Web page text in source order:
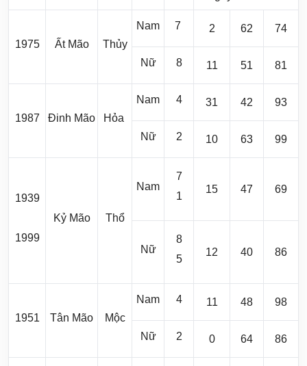
1975 Ất Mão Thủy
Nam 7 2 62 74
Nữ 8 11 51 81
1987 Đinh Mão Hỏa
Nam 4 31 42 93
Nữ 2 10 63 99
1939
1999
Kỷ Mão Thổ
Nam
7
1
15 47 69
Nữ
8
5
12 40 86
1951 Tân Mão Mộc
Nam 4 11 48 98
Nữ 2 0 64 86